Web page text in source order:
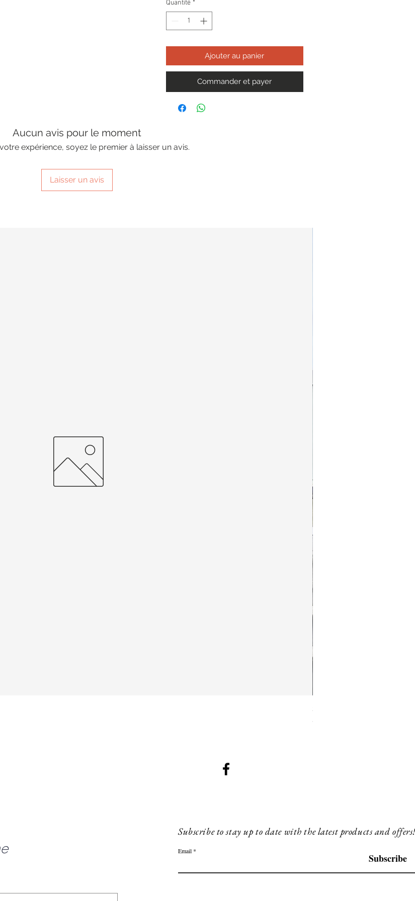
Quantité *
Ajouter au panier
Commander et payer
Aucun avis pour le moment
expérience, soyez le premier à laisser un avis.
Laisser un avis
SMG 025 long
Prix
180,00 £GB
Subscribe to stay up to date with the latest products and
Email
Subscribe